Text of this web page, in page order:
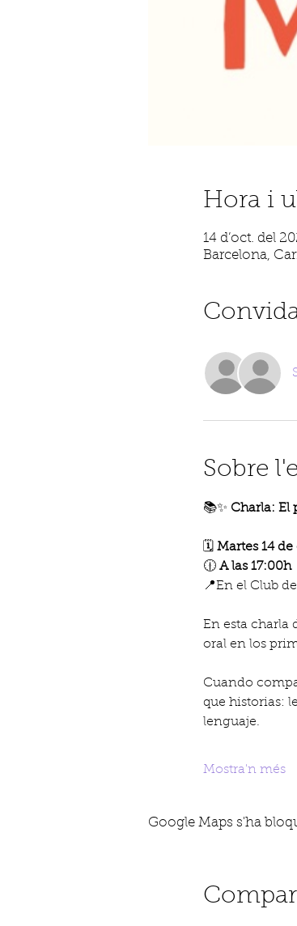
Hora i
14 d’oct. del
Barcelona,
Sobre
📚✨ Charla: El
🗓 Martes 14
🕧 A las 17:00h
📍En el Club
En esta charla
oral en los
Cuando
que historias:
lenguaje.
Mostra'n més
Google Maps s'ha